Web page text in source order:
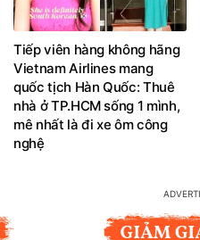
Tiếp viên hàng không hãng
Vietnam Airlines mang
quốc tịch Hàn Quốc: Thuê
nhà ở TP.HCM sống 1 mình,
mê nhất là đi xe ôm công
nghệ